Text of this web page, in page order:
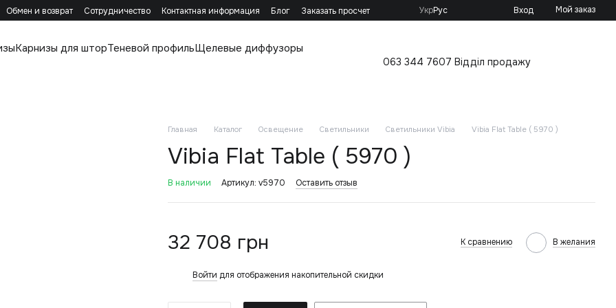
Обмен и возврат Сотрудничество Контактная информация Блог Заказать просчет УкрРус Вход Мой заказ
Карнизы для шторТеневой профильЩелевые диффузоры
063 344 7607 Відділ продажу
Главная Каталог Освещение Светильники Светильники Vibia Vibia Flat Table ( 5970 )
Vibia Flat Table ( 5970 )
В наличии Артикул: v5970 Оставить отзыв
32 708 грн К сравнению В желания
Войти для отображения накопительной скидки